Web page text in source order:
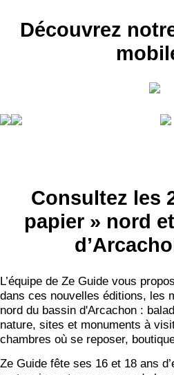
Découvrez
Consultez les
papier » nord
L’équipe de Ze Guide vous
dans ces nouvelles éditions, les
nord du bassin d'Arcachon :
nature, sites et monuments à
chambres où se reposer,
Ze Guide fête ses 16 et 18 ans